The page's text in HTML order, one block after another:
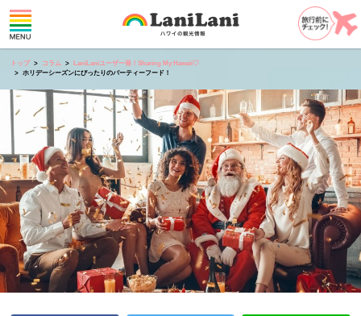
トップ コラム
LaniLaniユーザー発！Sharing My Hawaii♡
ホリデーシーズンにぴったりのパーティーフード！